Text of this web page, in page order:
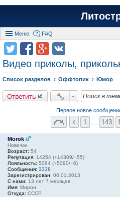
Меню FAQ
Видео приколы,
Список разделов Оффтопик Юмор
Ответить
Первое новое
1 143
Morok
Новичок
Возраст: 54
Репутация: 14254 (+14309/−55)
Лояльность: 5084 (+5090/−6)
Сообщения: 3338
Зарегистрирован: 06.01.2013
С нами: 13 лет 7 месяцев
Имя: Мирон
Откуда: СССР